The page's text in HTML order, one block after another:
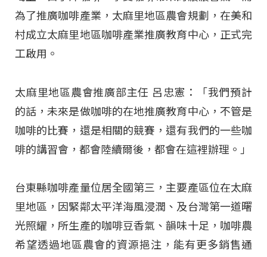
為了推廣咖啡產業，太麻里地區農會規劃，在美和
村成立太麻里地區咖啡產業推廣教育中心，正式完
工啟用。
太麻里地區農會推廣部主任 呂忠憲：「我們預計
的話，未來是做咖啡的在地推廣教育中心，不管是
咖啡的比賽，還是相關的競賽，還有我們的一些咖
啡的講習會，都會陸續爾後，都會在這裡辦理。」
台東縣咖啡產量位居全國第三，主要產區位在太麻
里地區，因緊鄰太平洋海風浸潤、及台灣第一道曙
光照耀，所生產的咖啡豆香氣、韻味十足，咖啡農
希望透過地區農會的資源挹注，能有更多銷售通